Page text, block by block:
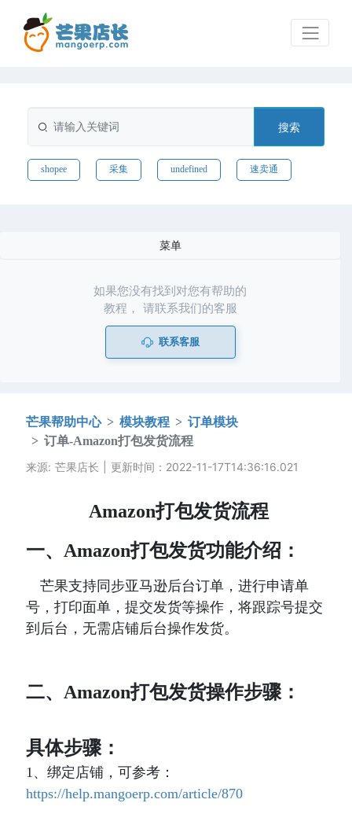
搜索
shopee 采集 undefined 速卖通
菜单
如果您没有找到对您有帮助的
教程， 请联系我们的客服
联系客服
芒果帮助中心 模块教程
订单模块
订单-Amazon打包发货流程
来源: 芒果店长 | 更新时间：2022-11-17T14:36:16.021
Amazon打包发货流程
一、Amazon打包发货功能介绍：
芒果支持同步亚马逊后台订单，进行申请单
号，打印面单，提交发货等操作，将跟踪号提交
到后台，无需店铺后台操作发货。
二、Amazon打包发货操作步骤：
具体步骤：
1、绑定店铺，可参考：
https://help.mangoerp.com/article/870